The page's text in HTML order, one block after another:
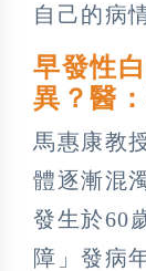
自己的病
早發性
異？醫
馬惠康教
體逐漸混
發生於60
障」發病